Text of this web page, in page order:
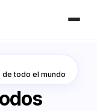
todo el mundo